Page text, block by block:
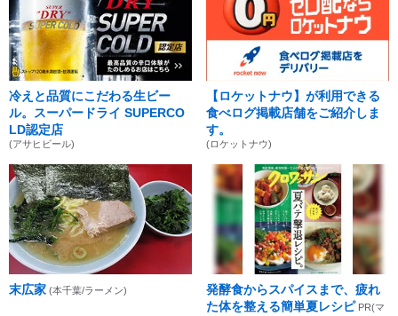
冷えと品質にこだわる生ビー
ル。スーパードライ SUPERCO
LD認定店
(アサヒビール)
【ロケットナウ】が利用できる
食べログ掲載店舗をご紹介しま
す。
(ロケットナウ)
末広家 (本千葉/ラーメン)
発酵食からスパイスまで、疲れ
た体を整える簡単夏レシピ PR(マ